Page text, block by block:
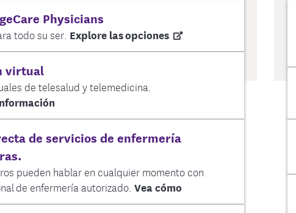
Physicians
todo su ser. Explore las opciones
virtual
de telesalud y telemedicina.
de servicios de enfermería
pueden hablar en cualquier momento con
de enfermería autorizado. Vea cómo